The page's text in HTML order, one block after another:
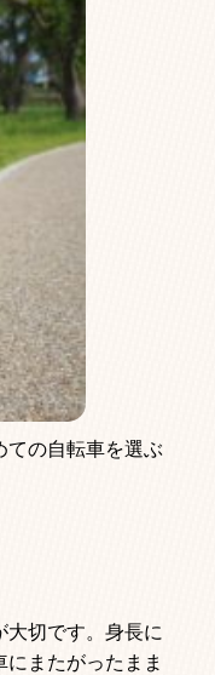
ての自転車を選ぶ
大切です。身長に
またがったまま